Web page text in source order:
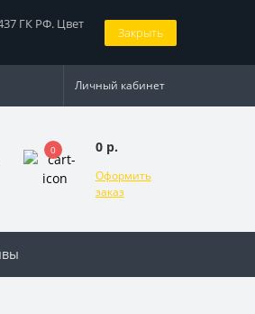
ГК РФ. Цвет
Закрыть
Личный кабинет
0 0 р.
Оформить
заказ